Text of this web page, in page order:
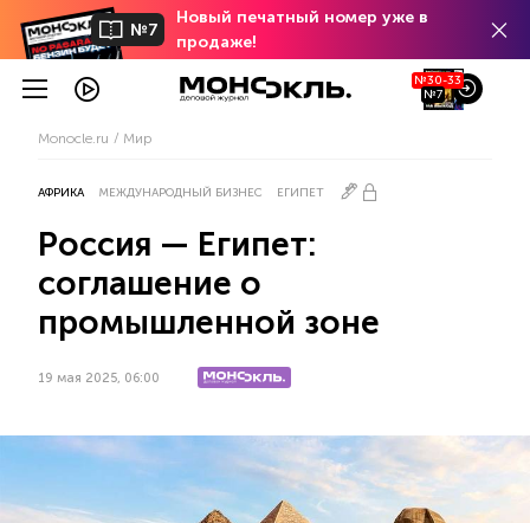
№7
Новый печатный номер уже в
продаже!
№30-33
№7
Monocle.ru Мир
АФРИКА МЕЖДУНАРОДНЫЙ БИЗНЕС ЕГИПЕТ
Россия — Египет:
соглашение о
промышленной зоне
19 мая 2025, 06:00